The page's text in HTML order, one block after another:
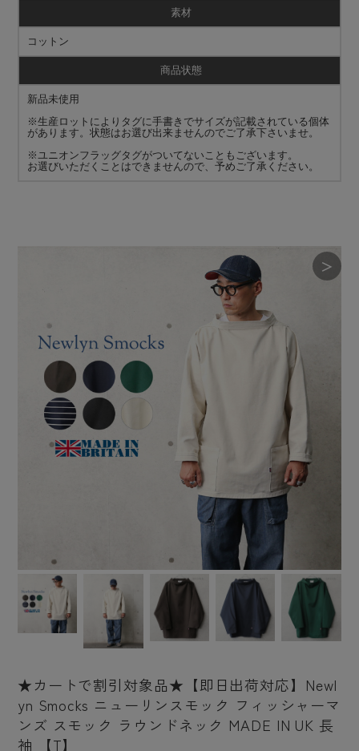
素材
コットン
商品状態
新品未使用
※生産ロットによりタグに手書きでサイズが記載されている個体
があります。状態はお選び出来ませんのでご了承下さいませ。
※ユニオンフラッグタグがついてないこともございます。
お選びいただくことはできませんので、予めご了承ください。
＞
★カートで割引対象品★【即日出荷対応】Newl
yn Smocks ニューリンスモック フィッシャーマ
ンズ スモック ラウンドネック MADE IN UK 長
袖 【T】